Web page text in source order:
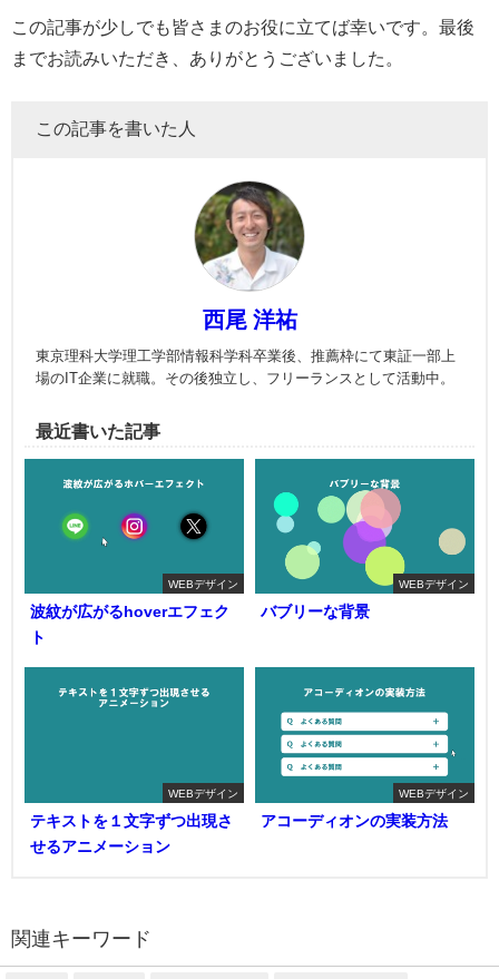
この記事が少しでも皆さまのお役に立てば幸いです。最後
までお読みいただき、ありがとうございました。
この記事を書いた人
西尾 洋祐
東京理科大学理工学部情報科学科卒業後、推薦枠にて東証一部上
場のIT企業に就職。その後独立し、フリーランスとして活動中。
最近書いた記事
WEBデザイン
波紋が広がるhoverエフェク
ト
WEBデザイン
バブリーな背景
WEBデザイン
テキストを１文字ずつ出現さ
せるアニメーション
WEBデザイン
アコーディオンの実装方法
関連キーワード